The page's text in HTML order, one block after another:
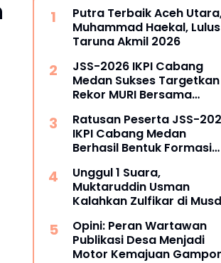
Putra Terbaik Aceh
Muhammad Haekal, Lulus
Taruna Akmil 2026
JSS-2026 IKPI Cabang
Medan Sukses Targetkan
Rekor MURI Bersama
Indonesia
Ratusan Peserta JSS-
IKPI Cabang Medan
Berhasil Bentuk Formasi
Unggul 1 Suara,
Muktaruddin Usman
Kalahkan Zulfikar di
Opini: Peran Wartawan
Publikasi Desa Menjadi
Motor Kemajuan